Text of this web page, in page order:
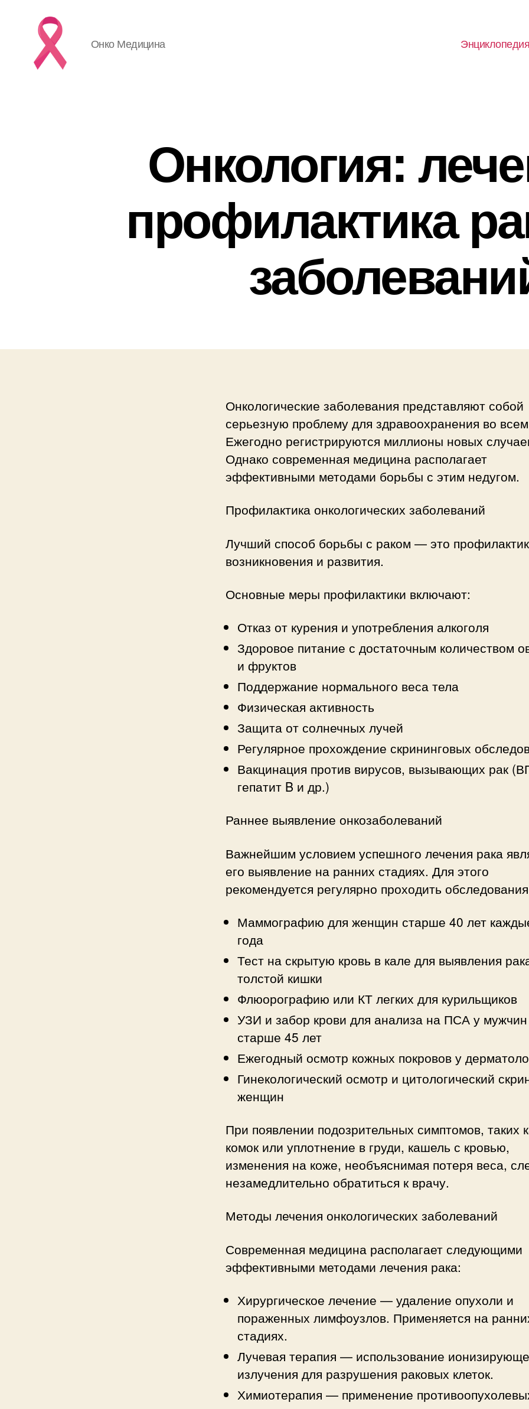
Онко Медицина Энциклопедия
Онкология:
профилактика
Онкологические заболевания представляют собой
серьезную проблему для здравоохранения во
Ежегодно регистрируются миллионы новых
Однако современная медицина располагает
эффективными методами борьбы с этим недугом.
Профилактика онкологических заболеваний
Лучший способ борьбы с раком — это
возникновения и развития.
Основные меры профилактики включают:
Отказ от курения и употребления алкоголя
Здоровое питание с достаточным количеством
и фруктов
Поддержание нормального веса тела
Физическая активность
Защита от солнечных лучей
Регулярное прохождение скрининговых
Вакцинация против вирусов, вызывающих рак
гепатит B и др.)
Раннее выявление онкозаболеваний
Важнейшим условием успешного лечения рака
его выявление на ранних стадиях. Для этого
рекомендуется регулярно проходить
Маммографию для женщин старше 40 лет
года
Тест на скрытую кровь в кале для выявления
толстой кишки
Флюорографию или КТ легких для курильщиков
УЗИ и забор крови для анализа на ПСА у мужчин
старше 45 лет
Ежегодный осмотр кожных покровов у
Гинекологический осмотр и цитологический
женщин
При появлении подозрительных симптомов, таких
комок или уплотнение в груди, кашель с кровью,
изменения на коже, необъяснимая потеря веса,
незамедлительно обратиться к врачу.
Методы лечения онкологических заболеваний
Современная медицина располагает следующими
эффективными методами лечения рака:
Хирургическое лечение — удаление опухоли и
пораженных лимфоузлов. Применяется на
стадиях.
Лучевая терапия — использование
излучения для разрушения раковых клеток.
Химиотерапия — применение